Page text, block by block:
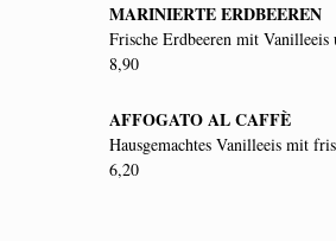
MARINIERTE ERDBEEREN
Frische Erdbeeren mit Vanilleeis
8,90
AFFOGATO AL CAFFÈ
Hausgemachtes Vanilleeis mit
6,20